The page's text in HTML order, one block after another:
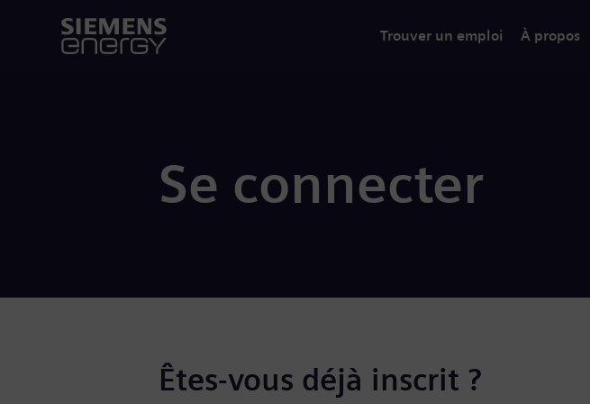
Trouver un emploi À propos
Se connecter
Êtes-vous déjà inscrit ?